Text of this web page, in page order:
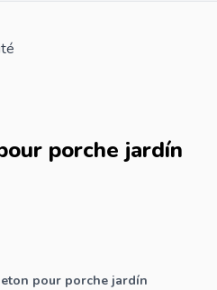
porche jardín
pour porche jardín